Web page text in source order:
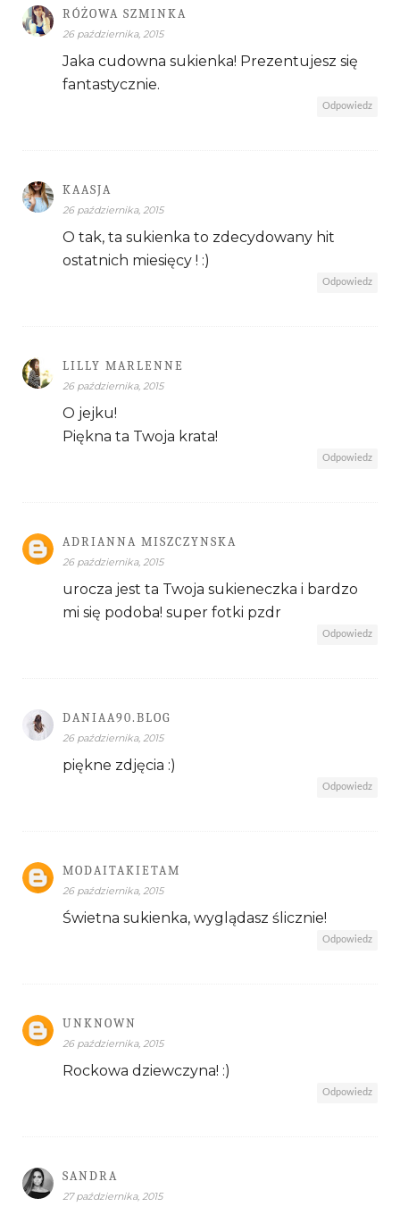
RÓŻOWA SZMINKA
26 października, 2015
Jaka cudowna sukienka! Prezentujesz się
fantastycznie.
Odpowiedz
KAASJA
26 października, 2015
O tak, ta sukienka to zdecydowany hit
ostatnich miesięcy ! :)
Odpowiedz
LILLY MARLENNE
26 października, 2015
O jejku!
Piękna ta Twoja krata!
Odpowiedz
ADRIANNA MISZCZYNSKA
26 października, 2015
urocza jest ta Twoja sukieneczka i bardzo
mi się podoba! super fotki pzdr
Odpowiedz
DANIAA90.BLOG
26 października, 2015
piękne zdjęcia :)
Odpowiedz
MODAITAKIETAM
26 października, 2015
Świetna sukienka, wyglądasz ślicznie!
Odpowiedz
UNKNOWN
26 października, 2015
Rockowa dziewczyna! :)
Odpowiedz
SANDRA
27 października, 2015